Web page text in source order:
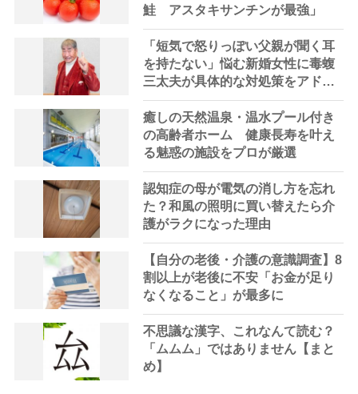
鮭 アスタキサンチンが最強」
「短気で怒りっぽい父親が聞く耳
を持たない」悩む新婚女性に毒蝮
三太夫が具体的な対処策をアドバ
イス｜「マムちゃんの毒入り相談
室」第42回
癒しの天然温泉・温水プール付き
の高齢者ホーム 健康長寿を叶え
る魅惑の施設をプロが厳選
認知症の母が電気の消し方を忘れ
た？和風の照明に買い替えたら介
護がラクになった理由
【自分の老後・介護の意識調査】8
割以上が老後に不安「お金が足り
なくなること」が最多に
不思議な漢字、これなんて読む？
「ムムム」ではありません【まと
め】